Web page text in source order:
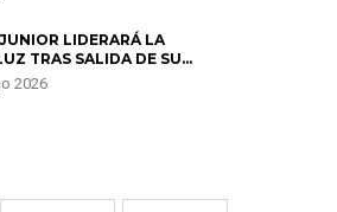
LIDERARÁ LA
TRAS SALIDA DE SU
POLÉMICA CON
2026